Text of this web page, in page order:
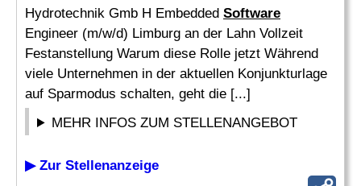
Hydrotechnik Gmb H Embedded Software
Engineer (m/w/d) Limburg an der Lahn Vollzeit
Festanstellung Warum diese Rolle jetzt Während
viele Unternehmen in der aktuellen Konjunkturlage
auf Sparmodus schalten, geht die [...]
MEHR INFOS ZUM STELLENANGEBOT
▶ Zur Stellenanzeige